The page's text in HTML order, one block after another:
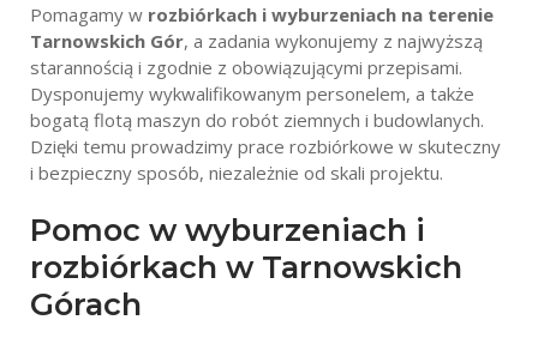
Pomagamy w rozbiórkach i wyburzeniach na terenie
Tarnowskich Gór, a zadania wykonujemy z najwyższą
starannością i zgodnie z obowiązującymi przepisami.
Dysponujemy wykwalifikowanym personelem, a także
bogatą flotą maszyn do robót ziemnych i budowlanych.
Dzięki temu prowadzimy prace rozbiórkowe w skuteczny
i bezpieczny sposób, niezależnie od skali projektu.
Pomoc w wyburzeniach i
rozbiórkach w Tarnowskich
Górach